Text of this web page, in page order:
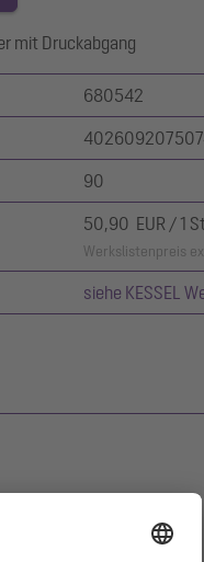
mit Druckabgang
680542
90
50,90 EUR / 1
Werkslistenpreis
siehe KESSEL